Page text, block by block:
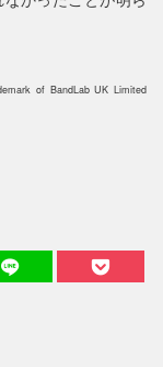
of BandLab UK Limited